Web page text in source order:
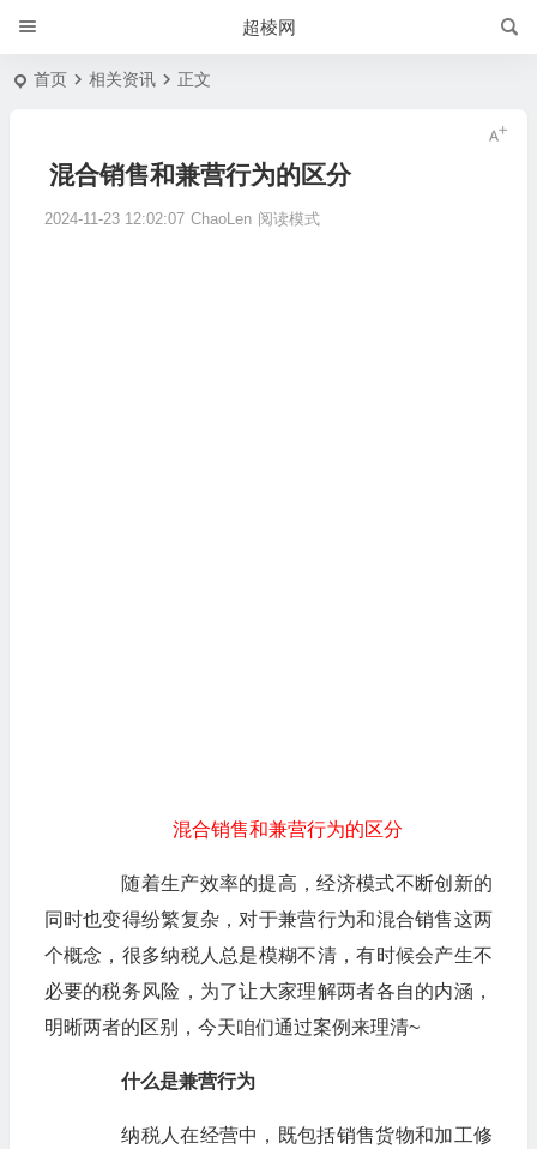
超棱网
首页 相关资讯 正文
混合销售和兼营行为的区分
2024-11-23 12:02:07 ChaoLen 阅读模式
混合销售和兼营行为的区分
随着生产效率的提高，经济模式不断创新的
同时也变得纷繁复杂，对于兼营行为和混合销售这两
个概念，很多纳税人总是模糊不清，有时候会产生不
必要的税务风险，为了让大家理解两者各自的内涵，
明晰两者的区别，今天咱们通过案例来理清~
什么是兼营行为
纳税人在经营中，既包括销售货物和加工修